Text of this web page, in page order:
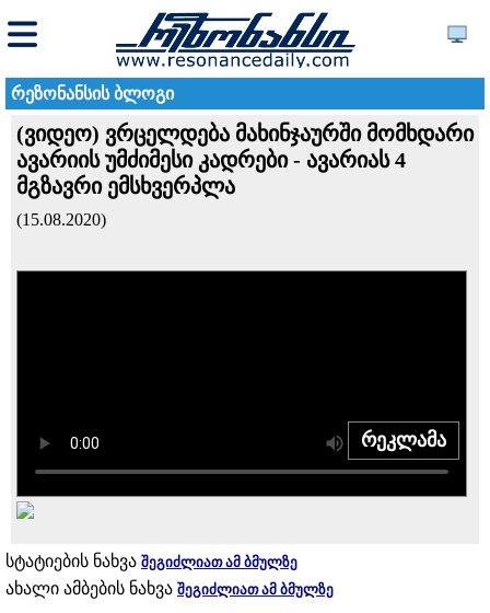
რეზონანსის ბლოგი
(ვიდეო) ვრცელდება მახინჯაურში მომხდარი
ავარიის უმძიმესი კადრები - ავარიას 4
მგზავრი ემსხვერპლა
(15.08.2020)
რეკლამა
სტატიების ნახვა შეგიძლიათ ამ ბმულზე
ახალი ამბების ნახვა შეგიძლიათ ამ ბმულზე